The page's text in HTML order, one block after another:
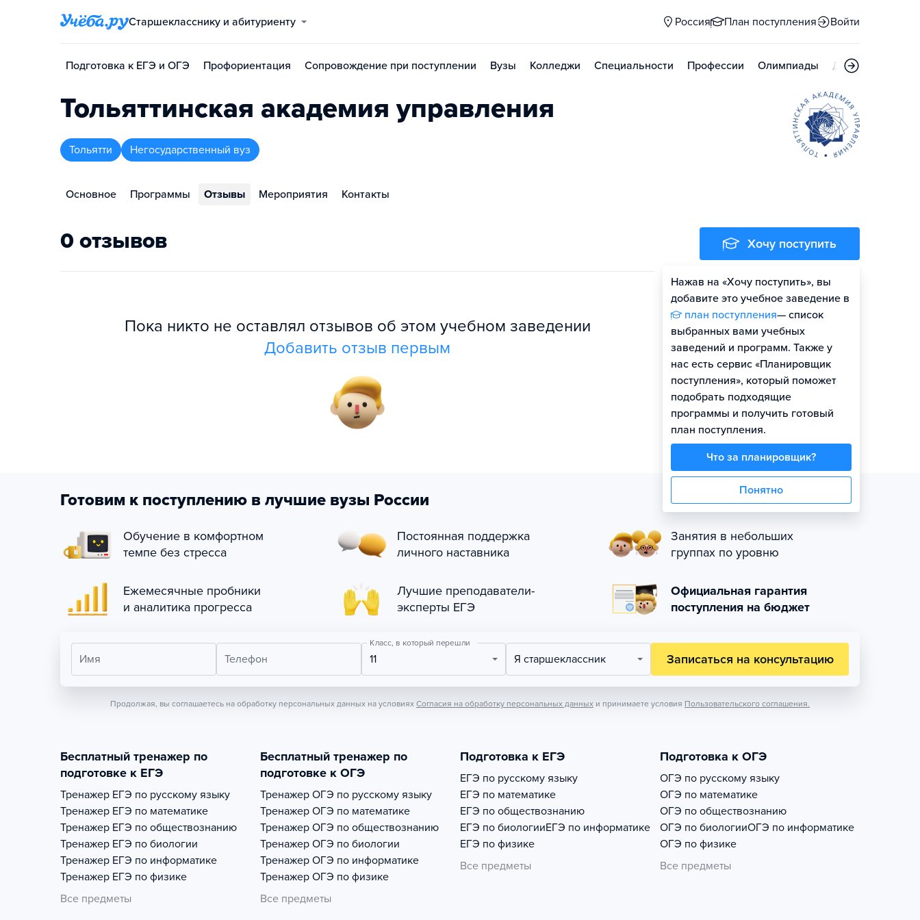
Старшекласснику и абитуриенту Россия План поступления Войти
Подготовка к ЕГЭ и ОГЭ Профориентация Сопровождение при поступлении Вузы Колледжи Специальности Профессии Олимпиады Дни открытых
Тольяттинская академия управления
Тольятти Негосударственный вуз
Основное Программы Отзывы Мероприятия Контакты
0 отзывов
Пока никто не оставлял отзывов об этом учебном заведении
Добавить отзыв первым
Хочу поступить
Нажав на «Хочу поступить», вы
добавите это учебное заведение в
план поступления— список
выбранных вами учебных
заведений и программ. Также у
нас есть сервис «Планировщик
поступления», который поможет
подобрать подходящие
программы и получить готовый
план поступления.
Что за планировщик?
Понятно
Оценить шансы
Готовим к поступлению в лучшие вузы России
Обучение в комфортном
темпе без стресса
Постоянная поддержка
личного наставника
Занятия в небольших
группах по уровню
Ежемесячные пробники
и аналитика прогресса
Лучшие преподаватели-
эксперты ЕГЭ
Официальная гарантия
поступления на бюджет
Имя Телефон
Класс, в который перешли
11 Я старшеклассник Записаться на консультацию
Продолжая, вы соглашаетесь на обработку персональных данных на условиях Согласия на обработку персональных данных и принимаете условия Пользовательского соглашения.
Бесплатный тренажер по
подготовке к ЕГЭ
Тренажер ЕГЭ по русскому языку
Тренажер ЕГЭ по математике
Тренажер ЕГЭ по обществознанию
Тренажер ЕГЭ по биологии
Тренажер ЕГЭ по информатике
Тренажер ЕГЭ по физике
Все предметы
Бесплатный тренажер по
подготовке к ОГЭ
Тренажер ОГЭ по русскому языку
Тренажер ОГЭ по математике
Тренажер ОГЭ по обществознанию
Тренажер ОГЭ по биологии
Тренажер ОГЭ по информатике
Тренажер ОГЭ по физике
Все предметы
Подготовка к ЕГЭ
ЕГЭ по русскому языку
ЕГЭ по математике
ЕГЭ по обществознанию
ЕГЭ по биологииЕГЭ по информатике
ЕГЭ по физике
Все предметы
Подготовка к ОГЭ
ОГЭ по русскому языку
ОГЭ по математике
ОГЭ по обществознанию
ОГЭ по биологииОГЭ по информатике
ОГЭ по физике
Все предметы